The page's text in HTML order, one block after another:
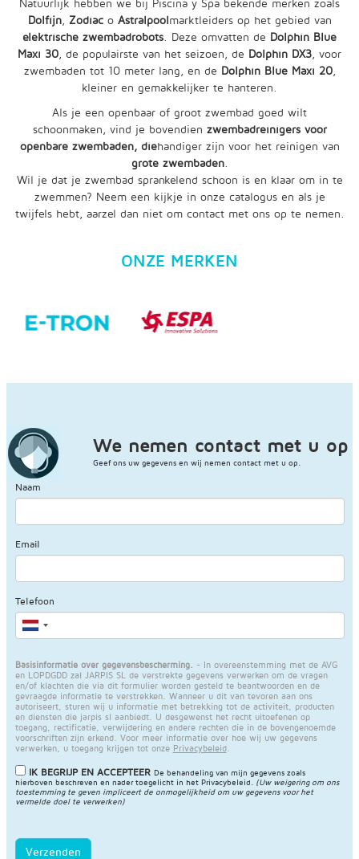
Natuurlijk hebben we bij Piscina y Spa bekende merken zoals
Dolfijn, Zodiac o Astralpoolmarktleiders op het gebied van
elektrische zwembadrobots . Deze omvatten de Dolphin Blue
Maxi 30 , de populairste van het seizoen, de Dolphin DX3 , voor
zwembaden tot 10 meter lang, en de Dolphin Blue Maxi 20,
kleiner en gemakkelijker te hanteren.
Als je een openbaar of groot zwembad goed wilt
schoonmaken, vind je bovendien zwembadreinigers voor
openbare zwembaden, diehandiger zijn voor het reinigen van
grote zwembaden.
Wil je dat je zwembad sprankelend schoon is en klaar om in te
zwemmen? Neem een kijkje in onze catalogus en als je
twijfels hebt, aarzel dan niet om contact met ons op te nemen.
ONZE MERKEN
We nemen contact met u op
Geef ons uw gegevens en wij nemen contact met u op.
Naam
Email
Telefoon
Basisinformatie over gegevensbescherming. - In overeenstemming met de AVG
en LOPDGDD zal JARPIS SL de verstrekte gegevens verwerken om de vragen
en/of klachten die via dit formulier worden gesteld te beantwoorden en de
gevraagde informatie te verstrekken. Wanneer u dit van tevoren aan ons
autoriseert, sturen wij u informatie met betrekking tot de activiteit, producten
en diensten die jarpis sl aanbiedt. U desgewenst het recht uitoefenen op
toegang, rectificatie, verwijdering en andere rechten die in de bovengenoemde
voorschriften zijn erkend. Voor meer informatie over hoe wij uw gegevens
verwerken, u toegang krijgen tot onze Privacybeleid.
IK BEGRIJP EN ACCEPTEER De behandeling van mijn gegevens zoals
hierboven beschreven en nader toegelicht in het Privacybeleid
(Uw weigering om ons
toestemming te geven impliceert de onmogelijkheid om uw gegevens voor het
vermelde doel te verwerken)
Verzenden